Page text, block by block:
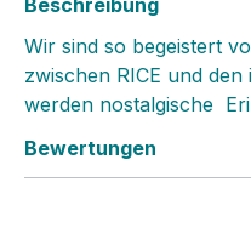
Wir sind so begeistert
zwischen RICE und
werden nostalgische
Bewertungen